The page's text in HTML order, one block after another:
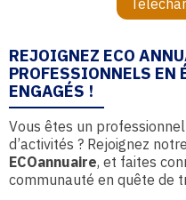
REJOIGNEZ ECO
PROFESSIONNELS EN
ENGAGÉS !
Vous êtes un
d’activités ? Rejoignez
ECOannuaire, et faites
communauté en quête de